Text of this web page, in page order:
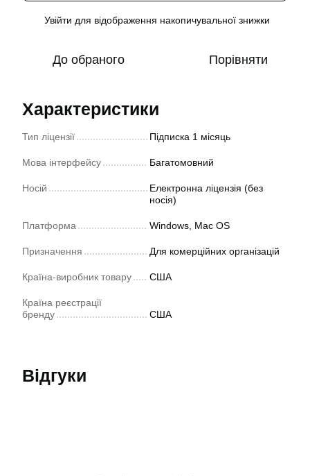
Увійти для відображення накопичувальної знижки
До обраного Порівняти
Характеристики
Тип ліцензії Підписка 1 місяць
Мова інтерфейсу Багатомовний
Носій
Електронна ліцензія (без
носія)
Платформа Windows, Mac OS
Призначення Для комерційних організацій
Країна-виробник товару США
Країна реєстрації
бренду
США
Відгуки